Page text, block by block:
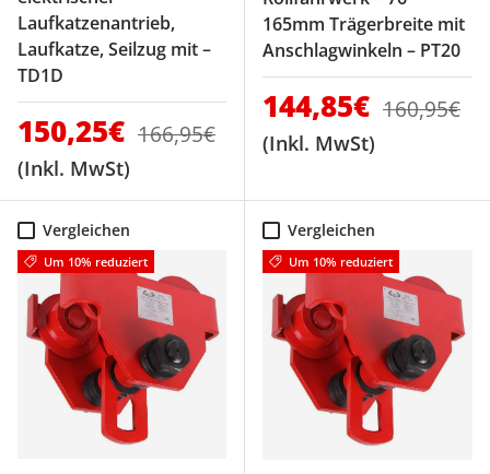
Laufkatzenantrieb,
Laufkatze, Seilzug mit –
TD1D
Verkaufspreis
150,25€ Normaler Preis
166,95€
(Inkl. MwSt)
165mm Trägerbreite mit
Anschlagwinkeln – PT20
Verkaufspreis
144,85€ Normaler
160,95€
(Inkl. MwSt)
Vergleichen
Um 10% reduziert
Vergleichen
Um 10% reduziert